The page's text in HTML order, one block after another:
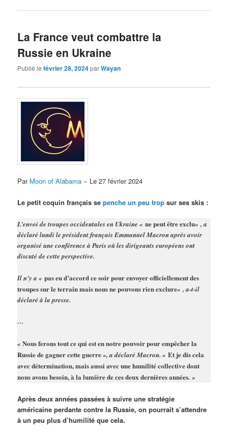
La France veut combattre la
Russie en Ukraine
Publié lefévrier 28, 2024parWayan
Par Moon of Alabama − Le 27 février 2024
Le petit coquin français sepenche un peu trop sur ses skis :
L’envoi de troupes occidentales en Ukraine «ne peut être exclu« , a
déclaré lundi le président français Emmanuel Macron après avoir
organisé une conférence à Paris où les dirigeants européens ont
discuté de cette perspective.
Il n’y a «pas eu d’accord ce soir pour envoyer officiellement des
troupes sur le terrain mais nous ne pouvons rien exclure« , a-t-il
déclaré à la presse.
…
«Nous ferons tout ce qui est en notre pouvoir pour empêcher la
Russie de gagner cette guerre », a déclaré Macron. «Et je dis cela
avec détermination, mais aussi avec une humilité collective dont
nous avons besoin, à la lumière de ces deux dernières années. »
Après deux années passées à suivre une stratégie
américaine perdante contre la Russie, on pourrait s’attendre
à un peu plus d’humilité que cela.